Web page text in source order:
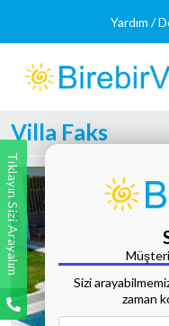
Yardım /
Villa Faks
Tıklayın Sizi Arayalım
Sizi
zaman